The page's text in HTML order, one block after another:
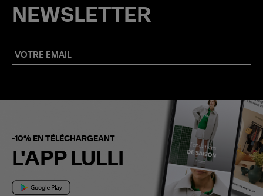
NEWSLETTER
-10% EN TÉLÉCHARGEANT
L'APP LULLI